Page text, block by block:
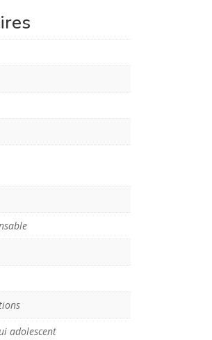
adolescent